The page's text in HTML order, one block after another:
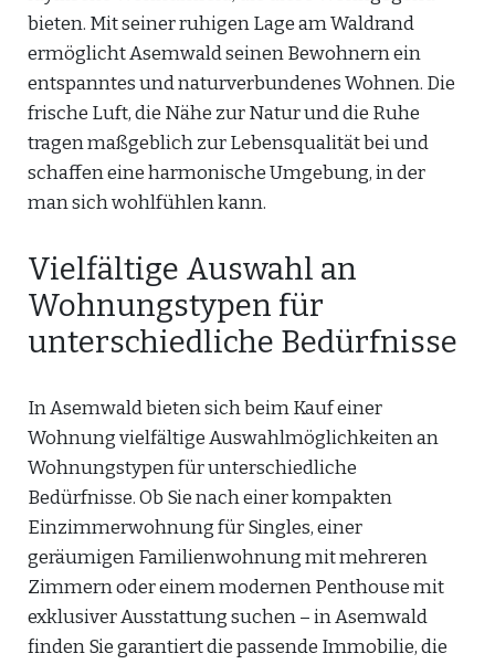
bieten. Mit seiner ruhigen Lage am Waldrand
ermöglicht Asemwald seinen Bewohnern ein
entspanntes und naturverbundenes Wohnen. Die
frische Luft, die Nähe zur Natur und die Ruhe
tragen maßgeblich zur Lebensqualität bei und
schaffen eine harmonische Umgebung, in der
man sich wohlfühlen kann.
Vielfältige Auswahl an
Wohnungstypen für
unterschiedliche Bedürfnisse
In Asemwald bieten sich beim Kauf einer
Wohnung vielfältige Auswahlmöglichkeiten an
Wohnungstypen für unterschiedliche
Bedürfnisse. Ob Sie nach einer kompakten
Einzimmerwohnung für Singles, einer
geräumigen Familienwohnung mit mehreren
Zimmern oder einem modernen Penthouse mit
exklusiver Ausstattung suchen – in Asemwald
finden Sie garantiert die passende Immobilie, die